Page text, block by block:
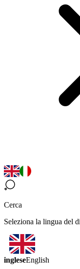
Cerca
Seleziona la lingua del
ingleseEnglish